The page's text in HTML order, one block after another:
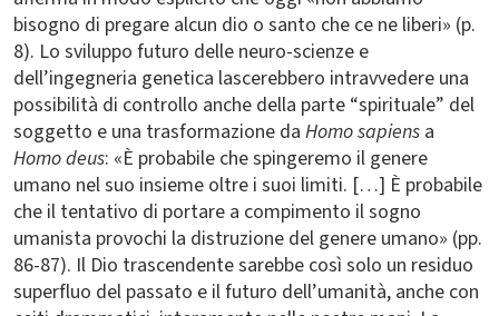
bisogno di pregare alcun dio o santo che ce ne liberi» (p.
8). Lo sviluppo futuro delle neuro-scienze e
dell’ingegneria genetica lascerebbero intravvedere una
possibilità di controllo anche della parte “spirituale” del
soggetto e una trasformazione da Homo sapiens a
Homo deus: «È probabile che spingeremo il genere
umano nel suo insieme oltre i suoi limiti. […] È probabile
che il tentativo di portare a compimento il sogno
umanista provochi la distruzione del genere umano» (pp.
86-87). Il Dio trascendente sarebbe così solo un residuo
superfluo del passato e il futuro dell’umanità, anche con